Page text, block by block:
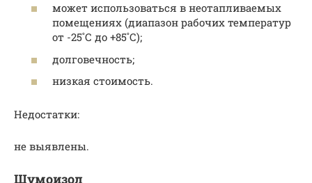
может использоваться в неотапливаемых
помещениях (диапазон рабочих температур
от -25˚С до +85˚С);
долговечность;
низкая стоимость.
Недостатки:
не выявлены.
Шумоизол